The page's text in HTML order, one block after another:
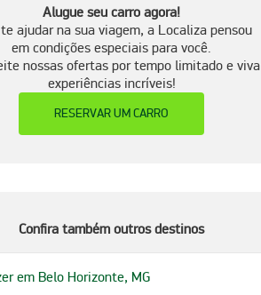
Alugue seu carro agora!
ajudar na sua viagem, a Localiza pensou
em condições especiais para você.
nossas ofertas por tempo limitado e viva
experiências incríveis!
RESERVAR UM CARRO
Confira também outros destinos
em Belo Horizonte, MG